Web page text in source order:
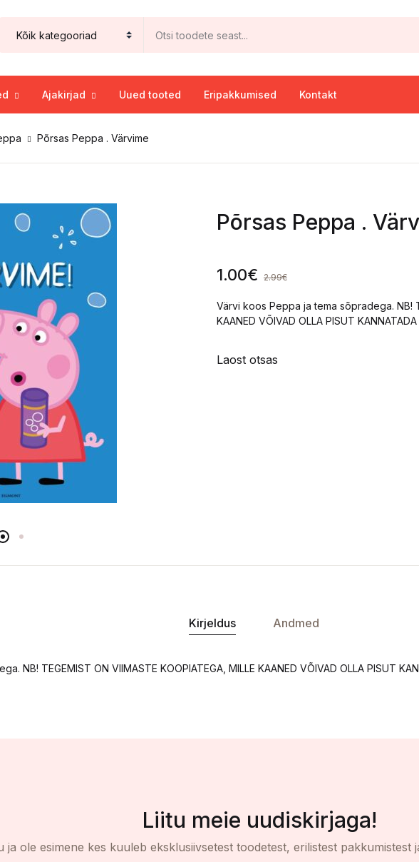
Ajakirjad Uued tooted Eripakkumised Kontakt
Põrsas Peppa . Värvime
Põrsas Peppa .
1.00€ 2.99€
Värvi koos Peppa ja tema sõpradega. NB!
KAANED VÕIVAD OLLA PISUT
Laost otsas
Kirjeldus Andmed
NB! TEGEMIST ON VIIMASTE KOOPIATEGA, MILLE KAANED VÕIVAD OLLA PISUT
Liitu meie uudiskirjaga!
ja ole esimene kes kuuleb eksklusiivsetest toodetest, erilistest pakkumistest